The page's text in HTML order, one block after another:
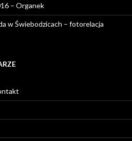
– Organek
w Świebodzicach – fotorelacja